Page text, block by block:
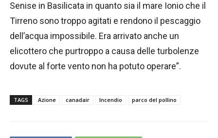
Senise in Basilicata in quanto sia il mare Ionio che il
Tirreno sono troppo agitati e rendono il pescaggio
dell’acqua impossibile. Era arrivato anche un
elicottero che purtroppo a causa delle turbolenze
dovute al forte vento non ha potuto operare”.
TAGS Azione canadair Incendio parco del pollino